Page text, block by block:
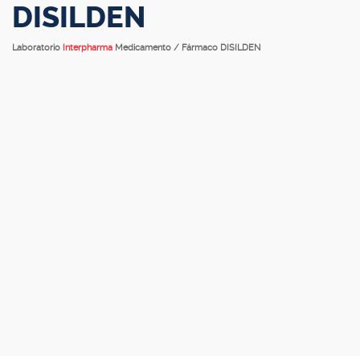
DISILDEN
Laboratorio Interpharma Medicamento / Fármaco DISILDEN